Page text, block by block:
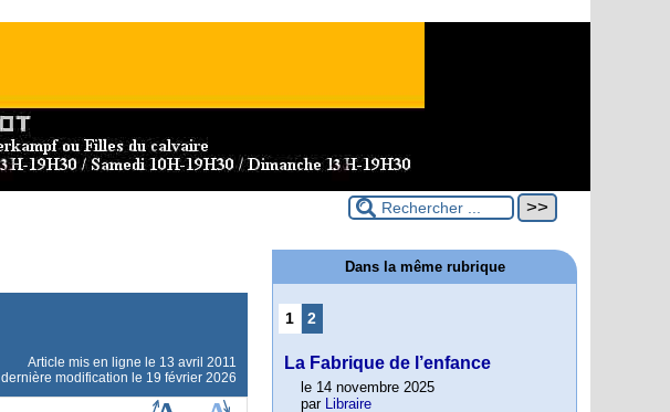
Article mis en ligne le 13 avril 2011
dernière modification le 19 février 2026
Dans la même rubrique
1 2
La Fabrique de l’enfance
le 14 novembre 2025
par Libraire